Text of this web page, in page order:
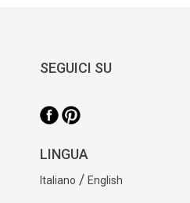
SEGUICI SU
LINGUA
Italiano /English